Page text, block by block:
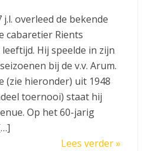
overleed de bekende
cabaretier Rients
Hij speelde in zijn
bij de v.v. Arum.
(zie hieronder) uit 1948
toernooi) staat hij
Op het 60-jarig
Lees verder »